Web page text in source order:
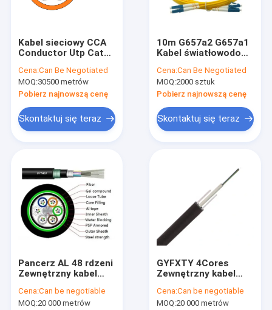
Wycieczka po fabryce
Kontrola jakości
Poprosić o wycenę
Zewnętrzny kabel światłowodowy
Samonośny kabel światłowodowy
Wewnętrzny kabel upuszczający FTTH
Zewnętrzny kabel upuszczający FTTH
Kabel krosowy FTTH
Kabel sieciowy CCA
Conductor Utp Cat5e
sieciowy 305 m
Cena:Can Be Negotiated
MOQ:30500 metrów
Pobierz najnowszą cenę
Skontaktuj się teraz
10m G657a2 G657a1
Kabel światłowodowy
światłowodowy
jednomodowy Duplex
Fiber Jumper
Cena:Can Be Negotiated
MOQ:2000 sztuk
Pobierz najnowszą cenę
Skontaktuj się teraz
Pancerz AL 48 rdzeni
Zewnętrzny kabel
Rodent GYTA53 Linka
Cena:Can be negotiable
MOQ:20 000 metrów
GYFXTY 4Cores
Zewnętrzny kabel
Siła członka Kabel
przeciw gryzoniom
Cena:Can be negotiable
MOQ:20 000 metrów